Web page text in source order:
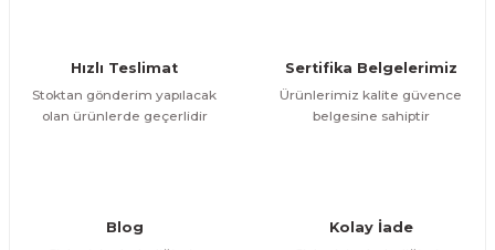
Bu ürüne benzer farklı alternatifler olmalı.
Hızlı Teslimat
Stoktan gönderim yapılacak
olan ürünlerde geçerlidir
Sertifika Belgelerimiz
Ürünlerimiz kalite güvence
belgesine sahiptir
Blog
Kolay İade